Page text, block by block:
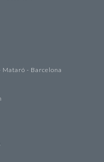
Mataró - Barcelona